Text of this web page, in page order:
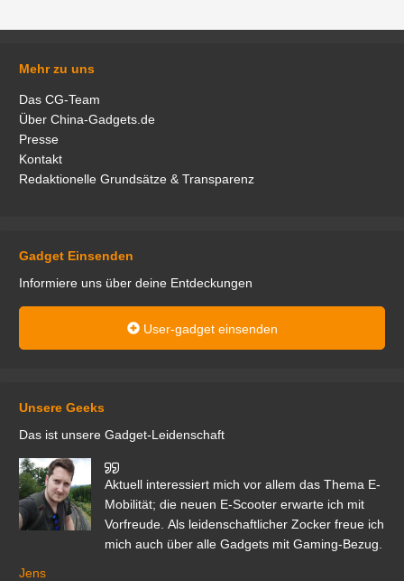
Mehr zu uns
Das CG-Team
Über China-Gadgets.de
Presse
Kontakt
Redaktionelle Grundsätze & Transparenz
Gadget Einsenden
Informiere uns über deine Entdeckungen
User-gadget einsenden
Unsere Geeks
Das ist unsere Gadget-Leidenschaft
Aktuell interessiert mich vor allem das Thema E-
Mobilität; die neuen E-Scooter erwarte ich mit
Vorfreude. Als leidenschaftlicher Zocker freue ich
mich auch über alle Gadgets mit Gaming-Bezug.
Jens